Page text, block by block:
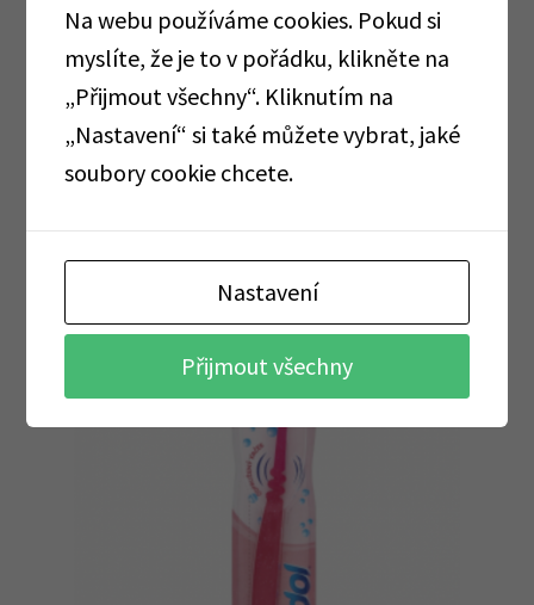
78,53Kčvč DPH
Čtěte více
Na webu používáme cookies. Pokud si
myslíte, že je to v pořádku, klikněte na
„Přijmout všechny“. Kliknutím na
„Nastavení“ si také můžete vybrat, jaké
soubory cookie chcete.
Nastavení
Přijmout všechny